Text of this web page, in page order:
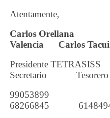
Atentamente,
Carlos
Valencia Carlos Tacui
Presidente
Secretario Tesorero
68266845